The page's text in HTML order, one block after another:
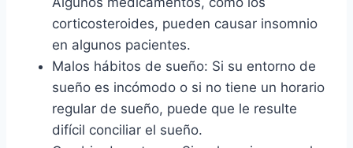
corticosteroides, pueden causar insomnio
en algunos pacientes.
Malos hábitos de sueño: Si su entorno de
sueño es incómodo o si no tiene un horario
regular de sueño, puede que le resulte
difícil conciliar el sueño.